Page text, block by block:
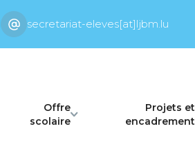
secretariat-eleves[at]ljbm.lu
Offre
scolaire
Projets et
encadrement